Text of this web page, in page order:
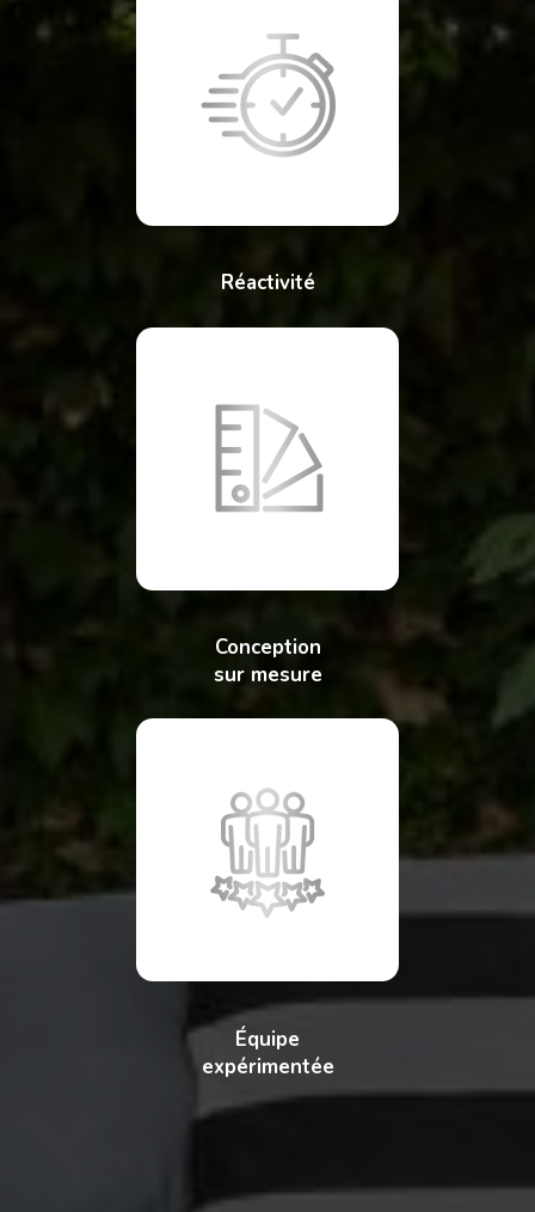
Réactivité
Conception
sur mesure
Équipe
expérimentée